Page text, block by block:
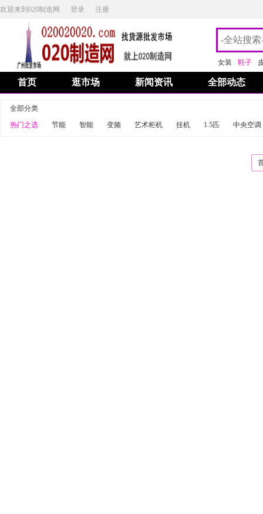
欢迎来到020制造网 登录 注册
女装 鞋子
首页 逛市场 新闻资讯 全部动态
全部分类
热门之选
节能 智能 变频 艺术柜机 挂机 1.5匹 中央空调